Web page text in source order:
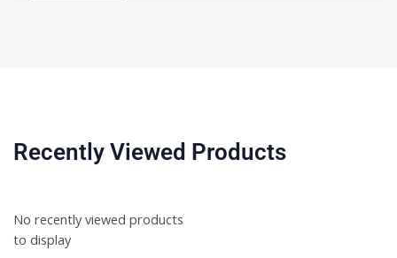
Recently Viewed Products
No recently viewed products
to display